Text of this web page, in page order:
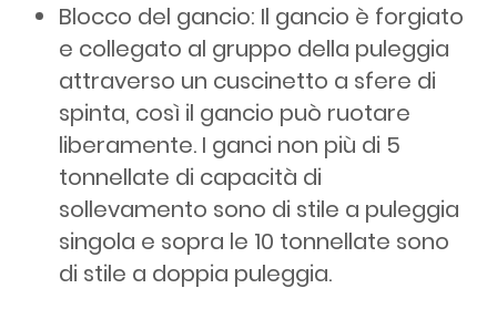
Blocco del gancio: Il gancio è forgiato
e collegato al gruppo della puleggia
attraverso un cuscinetto a sfere di
spinta, così il gancio può ruotare
liberamente. I ganci non più di 5
tonnellate di capacità di
sollevamento sono di stile a puleggia
singola e sopra le 10 tonnellate sono
di stile a doppia puleggia.